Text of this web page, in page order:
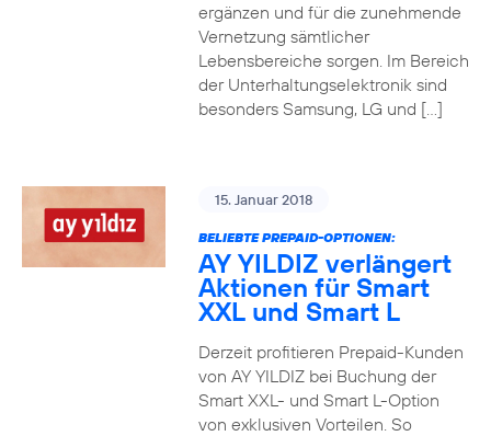
ergänzen und für die zunehmende
Vernetzung sämtlicher
Lebensbereiche sorgen. Im Bereich
der Unterhaltungselektronik sind
besonders Samsung, LG und […]
15. Januar 2018
BELIEBTE PREPAID-OPTIONEN:
AY YILDIZ verlängert
Aktionen für Smart
XXL und Smart L
Derzeit profitieren Prepaid-Kunden
von AY YILDIZ bei Buchung der
Smart XXL- und Smart L-Option
von exklusiven Vorteilen. So